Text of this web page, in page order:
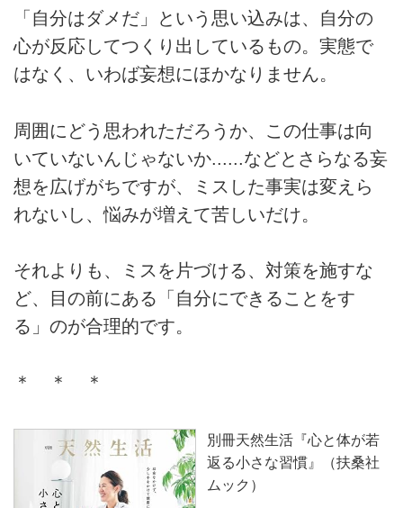
「自分はダメだ」という思い込みは、自分の
心が反応してつくり出しているもの。実態で
はなく、いわば妄想にほかなりません。
周囲にどう思われただろうか、この仕事は向
いていないんじゃないか......などとさらなる妄
想を広げがちですが、ミスした事実は変えら
れないし、悩みが増えて苦しいだけ。
それよりも、ミスを片づける、対策を施すな
ど、目の前にある「自分にできることをす
る」のが合理的です。
＊ ＊ ＊
別冊天然生活『心と体が若
返る小さな習慣』（扶桑社
ムック）